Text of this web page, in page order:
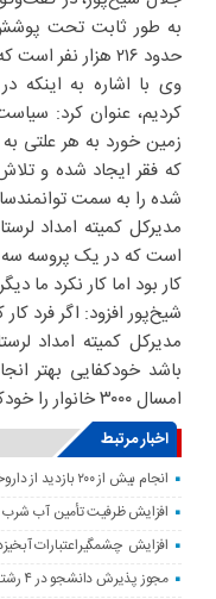
به طور ثابت تحت
حدود ۲۱۶ هزار نفر است ‌که ما به آن‌ها خدمت می‌دهیم. ‌
کردیم، عنوان کرد:
زمین خورد به هر علتی
که فقر ایجاد شده و
شده را به سمت
مدیرکل کمیته امداد
است که در یک پروسه سه
کار بود اما کار نکرد ما
شیخ‌پور افزود: اگر فرد
مدیرکل کمیته امداد
باشد خودکفایی بهتر
امسال ۳۰۰۰ خانوار را خودکفا ‌کرده و از تحت حمایت خارج کنیم. ‌
اخبار مرتبط
انجام بیش از ۲۰۰ بازدید از داروخانه‌ها برای پایش وضعیت دارویی لرستان
افزایش ظرفیت تأمین آب شرب
افزایش چشمگیراعتبارات
مجوز پذیرش دانشجو در ۴ رشته جدید کارشناسی‌ارشد دانشگاه لرستان صادر شد